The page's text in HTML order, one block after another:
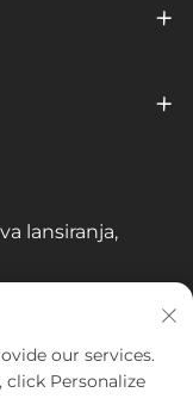
lansiranja,
our services.
Personalize